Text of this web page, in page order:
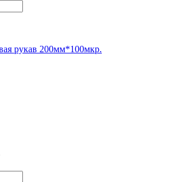
рукав 200мм*100мкр.